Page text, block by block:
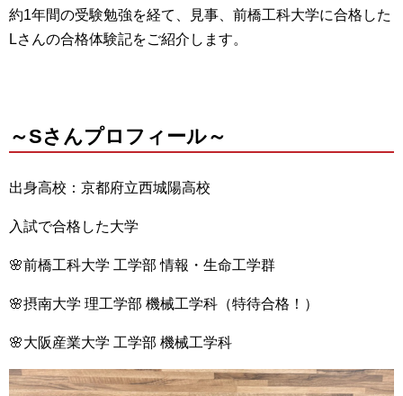
約1年間の受験勉強を経て、見事、前橋工科大学に合格した
Lさんの合格体験記をご紹介します。
～Sさんプロフィール～
出身高校：京都府立西城陽高校
入試で合格した大学
🌸前橋工科大学 工学部 情報・生命工学群
🌸摂南大学 理工学部 機械工学科（特待合格！）
🌸大阪産業大学 工学部 機械工学科